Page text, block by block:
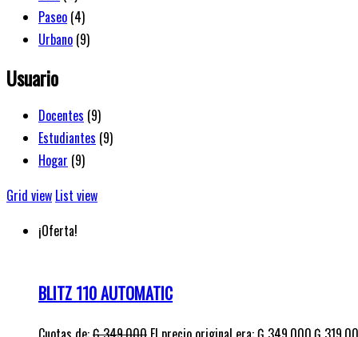
Paseo (4)
Urbano (9)
Usuario
Docentes (9)
Estudiantes (9)
Hogar (9)
Grid view List view
¡Oferta!
BLITZ 110 AUTOMATIC